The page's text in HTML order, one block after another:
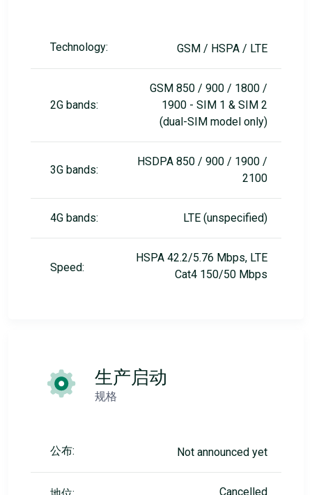
Technology: GSM / HSPA / LTE
2G bands:
GSM 850 / 900 / 1800 /
1900 - SIM 1 & SIM 2
(dual-SIM model only)
3G bands:
HSDPA 850 / 900 / 1900 /
2100
4G bands: LTE (unspecified)
Speed:
HSPA 42.2/5.76 Mbps, LTE
Cat4 150/50 Mbps
生产启动
规格
公布: Not announced yet
Cancelled